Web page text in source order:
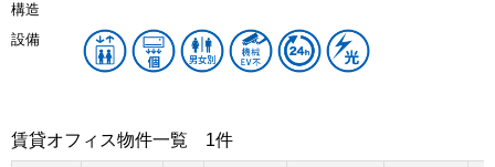
構造
設備
賃貸オフィス物件一覧 1件